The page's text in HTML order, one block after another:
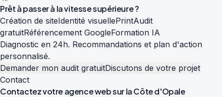
Prêt à passer à lavitesse supérieure?
Création de siteIdentité visuellePrintAudit
gratuitRéférencement GoogleFormation IA
Diagnostic en 24h. Recommandations et plan d'action
personnalisé.
Demander mon audit gratuitDiscutons de votre projet
Contact
Contactez votre agence web sur laCôte d'Opale